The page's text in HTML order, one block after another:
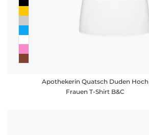
Apothekerin Quatsch Duden Hoch
Frauen T-Shirt B&C